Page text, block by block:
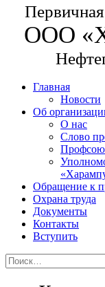
ООО
Главная
Новости
Об
О нас
Слово
Обращение к
Охрана труда
Документы
Контакты
Вступить